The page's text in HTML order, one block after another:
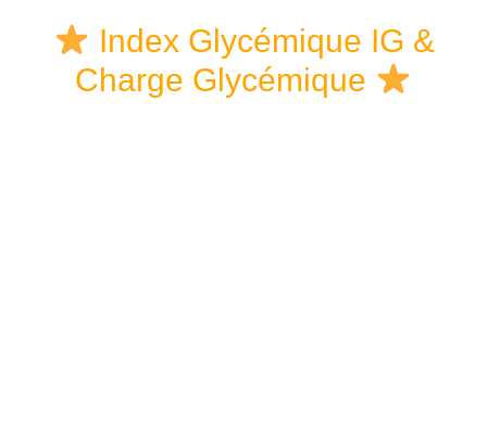
links
Index Glycémique IG &
Charge Glycémique